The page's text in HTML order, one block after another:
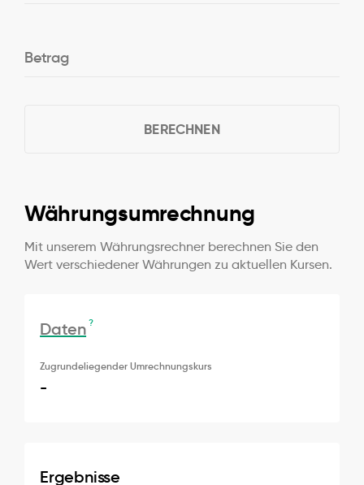
Betrag
BERECHNEN
Währungsumrechnung
Mit unserem Währungsrechner berechnen Sie den
Wert verschiedener Währungen zu aktuellen Kursen.
Daten ?
Zugrundeliegender Umrechnungskurs
-
Ergebnisse